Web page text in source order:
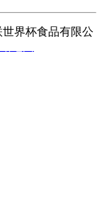
世界杯食品有限公